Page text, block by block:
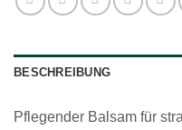
BESCHREIBUNG
Pflegender Balsam für